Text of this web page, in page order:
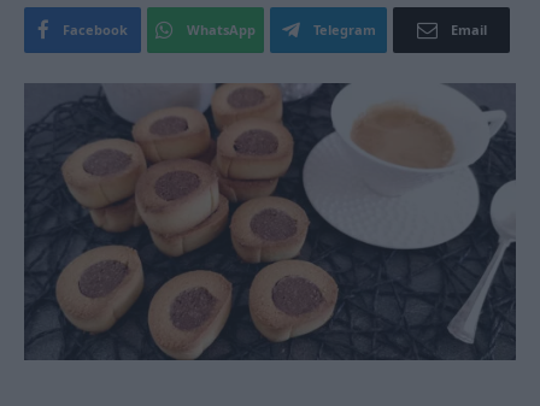
Facebook WhatsApp Telegram Email